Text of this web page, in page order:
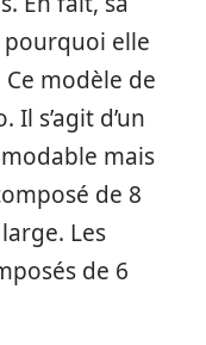
pourquoi elle
modèle de
Il s’agit d’un
mais
de 8
Les
de 6